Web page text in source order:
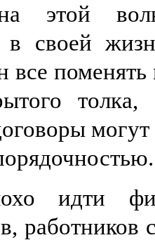
этой
в своей
все
толка,
идти
работников